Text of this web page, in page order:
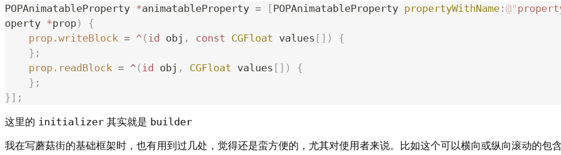
POPAnimatableProperty *animatableProperty = [POPAnimatableProperty propertyWithName : @"
operty *prop)
{
    prop
. writeBlock = ^( id obj , const CGFloat values [])
{
    };
    prop
. readBlock = ^( id obj , CGFloat values [])
{
    };
}];
这里的 initializer 其实就是 builder
我在写蘑菇街的基础框架时，也有用到过几处，觉得还是蛮方便的，尤其对使用者来说。比如这个可以横向或纵向滚动的包